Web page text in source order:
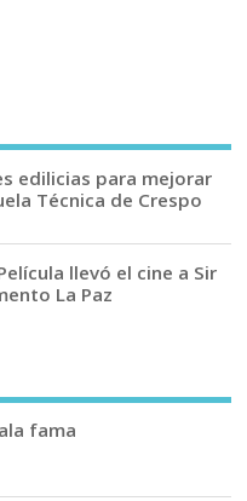
edilicias para mejorar
Técnica de Crespo
llevó el cine a Sir
La Paz
fama